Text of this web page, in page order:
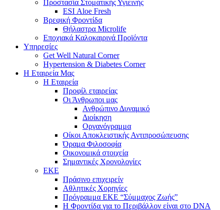
Προστασία Στοματικής Υγιεινής
ESI Αloe Fresh
Βρεφική Φροντίδα
Θήλαστρα Microlife
Εποχιακά Καλοκαιρινά Προϊόντα
Υπηρεσίες
Get Well Natural Corner
Hypertension & Diabetes Corner
Η Εταιρεία Μας
Η Εταιρεία
Προφίλ εταιρείας
Οι Άνθρωποι μας
Ανθρώπινο Δυναμικό
Διοίκηση
Οργανόγραμμα
Οίκοι Αποκλειστικής Αντιπροσώπευσης
Όραμα Φιλοσοφία
Οικονομικά στοιχεία
Σημαντικές Χρονολογίες
ΕΚΕ
Πράσινο επιχειρείν
Αθλητικές Χορηγίες
Πρόγραμμα ΕΚΕ “Σύμμαχος Ζωής”
Η Φροντίδα για το Περιβάλλον είναι στο DNA